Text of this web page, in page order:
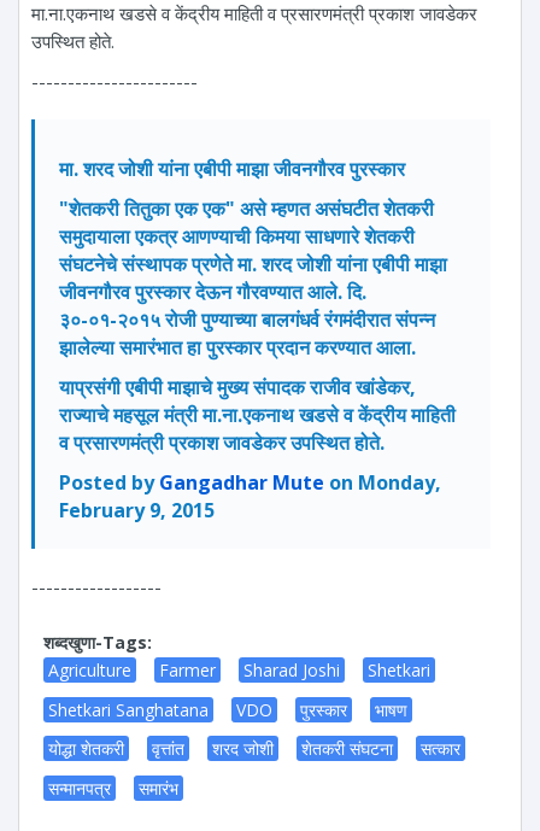
मा.ना.एकनाथ खडसे व केंद्रीय माहिती व प्रसारणमंत्री प्रकाश जावडेकर
उपस्थित होते.
-----------------------
मा. शरद जोशी यांना एबीपी माझा जीवनगौरव पुरस्कार
"शेतकरी तितुका एक एक" असे म्हणत असंघटीत शेतकरी
समुदायाला एकत्र आणण्याची किमया साधणारे शेतकरी
संघटनेचे संस्थापक प्रणेते मा. शरद जोशी यांना एबीपी माझा
जीवनगौरव पुरस्कार देऊन गौरवण्यात आले. दि.
३०-०१-२०१५ रोजी पुण्याच्या बालगंधर्व रंगमंदीरात संपन्न
झालेल्या समारंभात हा पुरस्कार प्रदान करण्यात आला.
याप्रसंगी एबीपी माझाचे मुख्य संपादक राजीव खांडेकर,
राज्याचे महसूल मंत्री मा.ना.एकनाथ खडसे व केंद्रीय माहिती
व प्रसारणमंत्री प्रकाश जावडेकर उपस्थित होते.
Posted byGangadhar Mute on Monday,
February 9, 2015
------------------
शब्दखुणा-Tags:
Agriculture
Farmer Sharad Joshi
Shetkari
Shetkari Sanghatana
VDO पुरस्कार
भाषण
योद्धा शेतकरी
वृत्तांत शरद जोशी शेतकरी संघटना
सत्कार
सन्मानपत्र
समारंभ